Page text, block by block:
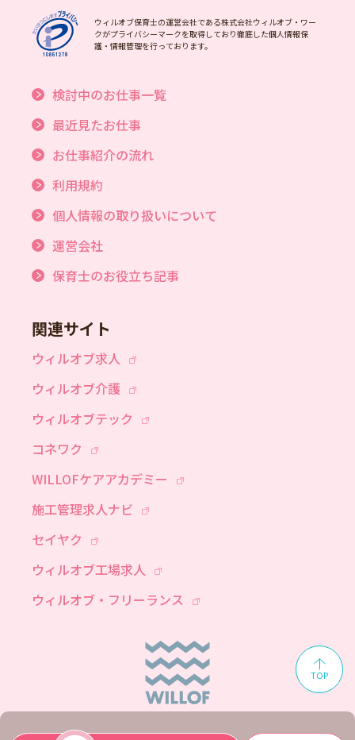
TOP
ウィルオブ保育士の運営会社である株式会社ウィルオブ・ワー
クがプライバシーマークを取得しており徹底した個人情報保
護・情報管理を行っております。
検討中のお仕事一覧
最近見たお仕事
お仕事紹介の流れ
利用規約
個人情報の取り扱いについて
運営会社
保育士のお役立ち記事
関連サイト
ウィルオブ求人
ウィルオブ介護
ウィルオブテック
コネワク
WILLOFケアアカデミー
施工管理求人ナビ
セイヤク
ウィルオブ工場求人
ウィルオブ・フリーランス